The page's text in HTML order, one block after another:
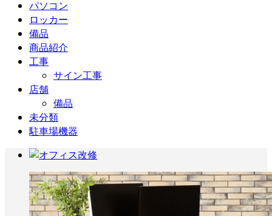
パソコン
ロッカー
備品
商品紹介
工事
サイン工事
店舗
備品
未分類
駐車場機器